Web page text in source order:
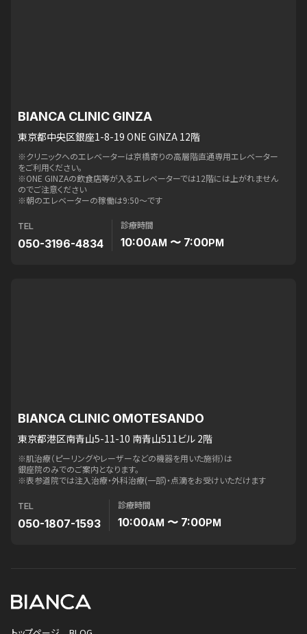
BIANCA CLINIC GINZA
東京都中央区銀座1-8-19 ONE GINZA 12階
※クリニックへのエレベーターは京橋寄りの高層階直通専用エレベーター
をご利用ください。
※ONE GINZAの飲食店等が入るエレベーターでは12階には上がれません
のでご注意ください
※朝のエレベーターの稼働は9:50〜です
TEL
050-3196-4834
診療時間
10:00AM 〜 7:00PM
BIANCA CLINIC OMOTESANDO
東京都港区南青山5-11-10 南青山511ビル 2階
※肌治療（ピーリングやレーザーなどの機器を用いた施術）は
銀座院のみでのご案内となります。
※表参道院では注入治療・外科治療(一部)・点滴をお受けいただけます
TEL
050-1807-1593
診療時間
10:00AM 〜 7:00PM